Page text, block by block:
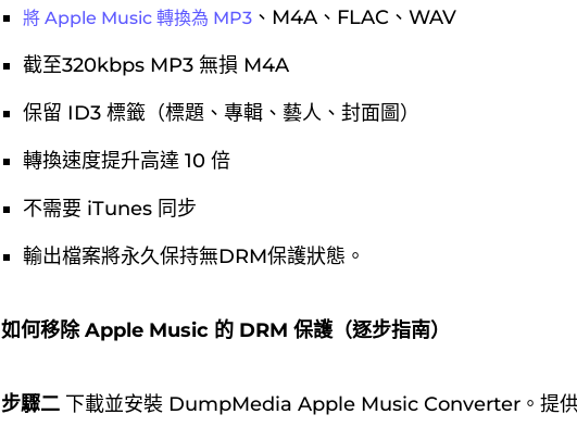
將 Apple Music 轉換為 MP3 、M4A、FLAC、WAV
截至320kbps MP3 無損 M4A
保留 ID3 標籤（標題、專輯、藝人、封面圖）
轉換速度提升高達 10 倍
不需要 iTunes 同步
輸出檔案將永久保持無DRM保護狀態。
如何移除 Apple Music 的 DRM 保護（逐步指南）
步驟二 下載並安裝 DumpMedia Apple Music Converter。提